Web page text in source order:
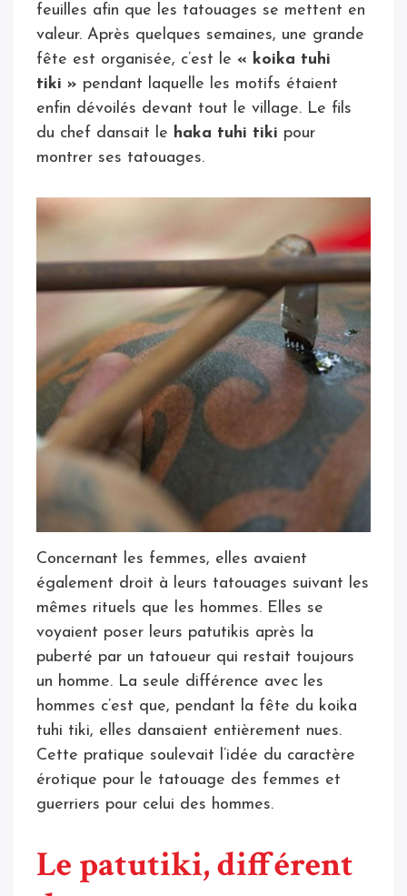
feuilles afin que les tatouages se mettent en
valeur. Après quelques semaines, une grande
fête est organisée, c’est le « koika tuhi
tiki » pendant laquelle les motifs étaient
enfin dévoilés devant tout le village. Le fils
du chef dansait le haka tuhi tiki pour
montrer ses tatouages.
Concernant les femmes, elles avaient
également droit à leurs tatouages suivant les
mêmes rituels que les hommes. Elles se
voyaient poser leurs patutikis après la
puberté par un tatoueur qui restait toujours
un homme. La seule différence avec les
hommes c’est que, pendant la fête du koika
tuhi tiki, elles dansaient entièrement nues.
Cette pratique soulevait l’idée du caractère
érotique pour le tatouage des femmes et
guerriers pour celui des hommes.
Le patutiki, différent